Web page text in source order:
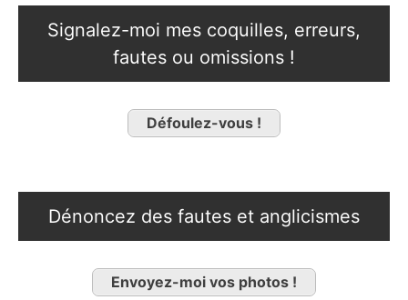
Signalez-moi mes coquilles, erreurs,
fautes ou omissions !
Défoulez-vous !
Dénoncez des fautes et anglicismes
Envoyez-moi vos photos !